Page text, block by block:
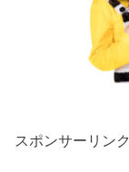
スポンサーリンク